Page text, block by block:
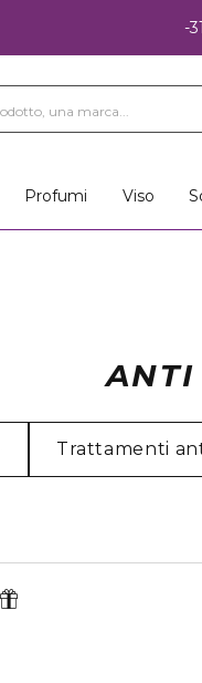
-
Profumi Viso
Trattamenti